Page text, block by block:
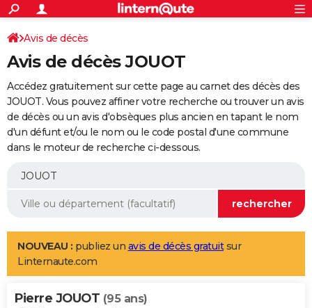
ACTUALITÉS
Politique
Société
Faits Divers
Education
Monde
Villes
+
SPORT
Coupe du monde 2026
Football
Tennis
Cyclisme
Rugby
Forum
Programme TV
TNT
Streaming
Cinéma
Sorties cinéma
Musique
+
FINANCE
Retraite
Impôts
Epargne
Immobilier
Risques naturels par ville
Banque
Assurance
Crédit
AUTO
Essais
Réserver un essai
Citadines
Berlines
SUV
Forum auto
+
Mobiles
Meilleur smartphone
Internet
Ordinateurs
Jeux vidéo
Guide high-tech
Aménagement intérieur
LIFESTYLE
Art de vivre
Bien-être
Loisirs
Mode
Modes de vie
Alimentation
Guide de la santé
Maladies
Médicaments
Sommeil
VOYAGE
Avis de décès
Avis de décès JOUOT
Accédez gratuitement sur cette page au carnet des décès des
JOUOT. Vous pouvez affiner votre recherche ou trouver un avis
de décès ou un avis d'obsèques plus ancien en tapant le nom
d'un défunt et/ou le nom ou le code postal d'une commune
dans le moteur de recherche ci-dessous.
NOUVEAU : publiez un avis de décès gratuitsur
Linternaute.com
Pierre JOUOT (95 ans)